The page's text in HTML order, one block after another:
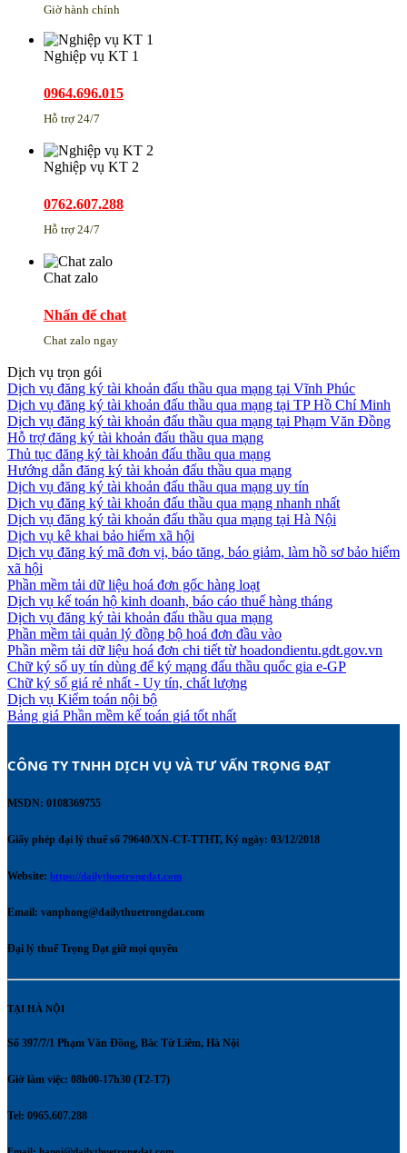
Giờ hành chính
Nghiệp vụ KT 1
0964.696.015
Hỗ trợ 24/7
Nghiệp vụ KT 2
0762.607.288
Hỗ trợ 24/7
Chat zalo
Nhấn để chat
Chat zalo ngay
Dịch vụ trọn gói
Dịch vụ đăng ký tài khoản đấu thầu qua mạng tại Vĩnh Phúc
Dịch vụ đăng ký tài khoản đấu thầu qua mạng tại TP Hồ Chí Minh
Dịch vụ đăng ký tài khoản đấu thầu qua mạng tại Phạm Văn Đồng
Hỗ trợ đăng ký tài khoản đấu thầu qua mạng
Thủ tục đăng ký tài khoản đấu thầu qua mạng
Hướng dẫn đăng ký tài khoản đấu thầu qua mạng
Dịch vụ đăng ký tài khoản đấu thầu qua mạng uy tín
Dịch vụ đăng ký tài khoản đấu thầu qua mạng nhanh nhất
Dịch vụ đăng ký tài khoản đấu thầu qua mạng tại Hà Nội
Dịch vụ kê khai bảo hiểm xã hội
Dịch vụ đăng ký mã đơn vị, báo tăng, báo giảm, làm hồ sơ bảo hiểm
xã hội
Phần mềm tải dữ liệu hoá đơn gốc hàng loạt
Dịch vụ kế toán hộ kinh doanh, báo cáo thuế hàng tháng
Dịch vụ đăng ký tài khoản đấu thầu qua mạng
Phần mềm tải quản lý đồng bộ hoá đơn đầu vào
Phần mềm tải dữ liệu hoá đơn chi tiết từ hoadondientu.gdt.gov.vn
Chữ ký số uy tín dùng để ký mạng đấu thầu quốc gia e-GP
Chữ ký số giá rẻ nhất - Uy tín, chất lượng
Dịch vụ Kiểm toán nội bộ
Bảng giá Phần mềm kế toán giá tốt nhất
CÔNG TY TNHH DỊCH VỤ VÀ TƯ VẤN TRỌNG ĐẠT
MSDN: 0108369755
Giấy phép đại lý thuế số 79640/XN-CT-TTHT, Ký ngày: 03/12/2018
Website: https://dailythuetrongdat.com
Email: vanphong@dailythuetrongdat.com
Đại lý thuế Trọng Đạt giữ mọi quyền
TẠI HÀ NỘI
Số 397/7/1 Phạm Văn Đồng, Bắc Từ Liêm, Hà Nội
Giờ làm việc: 08h00-17h30 (T2-T7)
Tel: 0965.607.288